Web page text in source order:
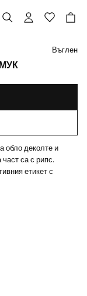
Въглен
обло деколте и
са с рипс.
етикет с